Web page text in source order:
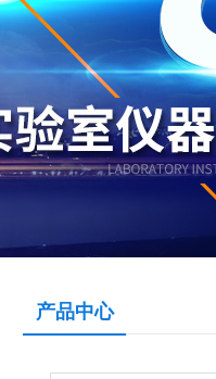
产品中心